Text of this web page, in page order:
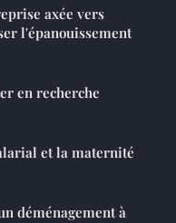
axée vers
l'épanouissement
en recherche
et la maternité
déménagement à